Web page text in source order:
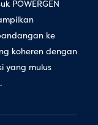
POWERGEN
ke
koheren dengan
yang mulus